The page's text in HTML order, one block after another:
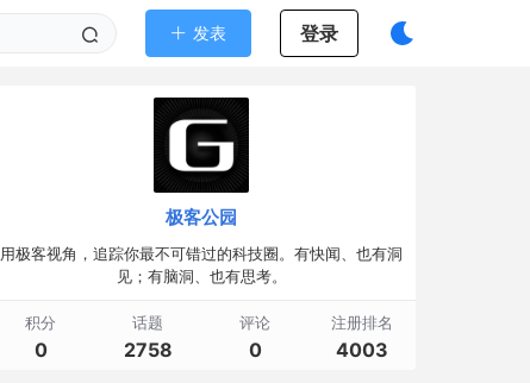
发表 登录
极客公园
用极客视角，追踪你最不可错过的科技圈。有快闻、也有洞
见；有脑洞、也有思考。
积分
0
话题
2758
评论
0
注册排名
4003